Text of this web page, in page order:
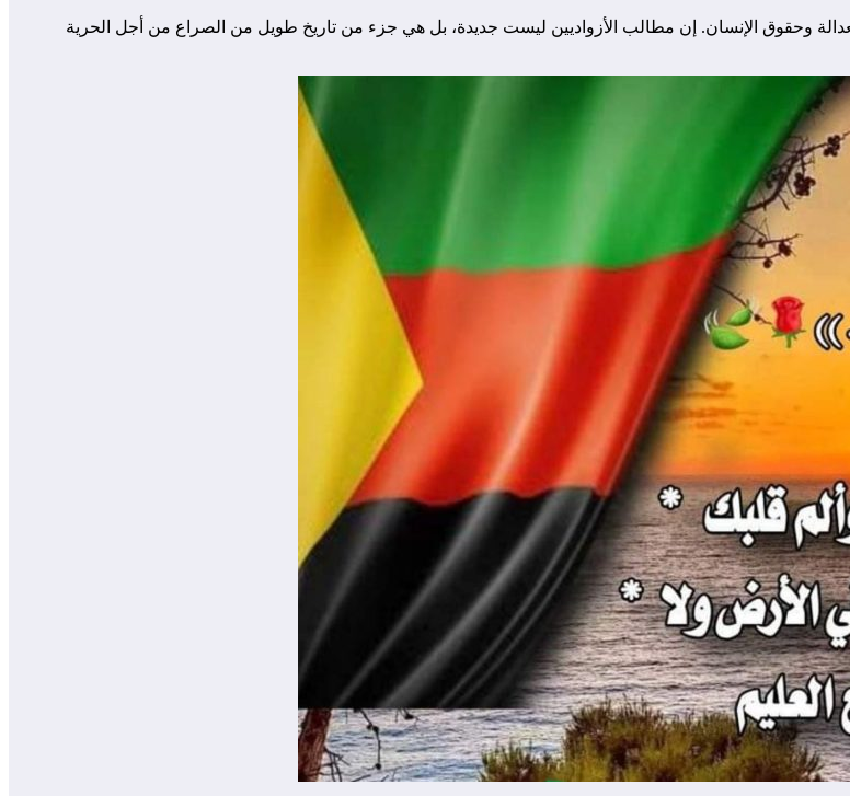
وحقوق الإنسان. إن مطالب الأزواديين ليست جديدة، بل هي جزء من تاريخ طويل من الصراع من أجل الحرية